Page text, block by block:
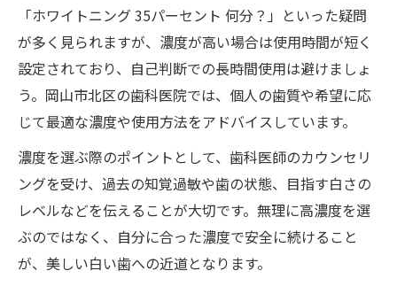
安心して使える知覚過敏用ホームホワイト
ニング
知覚過敏でも試せるホームホワイトニング
濃度
敏感な歯におすすめのホームホワイトニン
グケア
「ホワイトニング 35パーセント 何分？」といった疑問
が多く見られますが、濃度が高い場合は使用時間が短く
設定されており、自己判断での長時間使用は避けましょ
う。岡山市北区の歯科医院では、個人の歯質や希望に応
じて最適な濃度や使用方法をアドバイスしています。
濃度を選ぶ際のポイントとして、歯科医師のカウンセリ
ングを受け、過去の知覚過敏や歯の状態、目指す白さの
レベルなどを伝えることが大切です。無理に高濃度を選
ぶのではなく、自分に合った濃度で安全に続けること
が、美しい白い歯への近道となります。